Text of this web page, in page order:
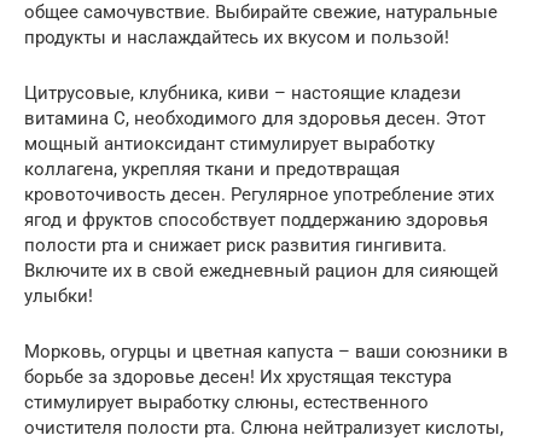
общее самочувствие. Выбирайте свежие, натуральные
продукты и наслаждайтесь их вкусом и пользой!
Цитрусовые, клубника, киви – настоящие кладези
витамина С, необходимого для здоровья десен. Этот
мощный антиоксидант стимулирует выработку
коллагена, укрепляя ткани и предотвращая
кровоточивость десен. Регулярное употребление этих
ягод и фруктов способствует поддержанию здоровья
полости рта и снижает риск развития гингивита.
Включите их в свой ежедневный рацион для сияющей
улыбки!
Морковь, огурцы и цветная капуста – ваши союзники в
борьбе за здоровье десен! Их хрустящая текстура
стимулирует выработку слюны, естественного
очистителя полости рта. Слюна нейтрализует кислоты,